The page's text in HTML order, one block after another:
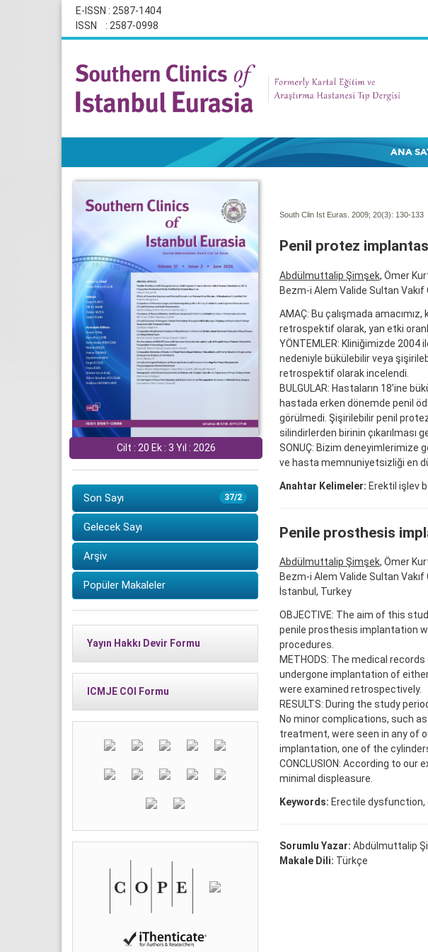
E-ISSN : 2587-1404
ISSN : 2587-0998
ANA
Cilt : 20 Ek : 3 Yıl : 2026
37/2
Son Sayı
Gelecek Sayı
Arşiv
Popüler Makaleler
Yayın Hakkı Devir Formu
ICMJE COI Formu
South Clin Ist Euras. 2009; 20(3): 130-133
Penil protez
Abdülmuttalip Şimşek, Ömer
Bezm-i Alem Valide Sultan
AMAÇ: Bu çalışmada
retrospektif olarak, yan etki
YÖNTEMLER: Kliniğimizde 2004
nedeniyle bükülebilir veya
retrospektif olarak incelendi.
BULGULAR: Hastaların 18’ine
hastada erken dönemde penil
görülmedi. Şişirilebilir penil
silindirlerden birinin çıkarılması
SONUÇ: Bizim deneyimlerimize
ve hasta memnuniyetsizliği en
Anahtar Kelimeler: Erektil işlev
Penile prosthesis
Abdülmuttalip Şimşek, Ömer
Bezm-i Alem Valide Sultan
İstanbul, Turkey
OBJECTIVE: The aim of this
penile prosthesis implantation
procedures.
METHODS: The medical
undergone implantation of
were examined retrospectively.
RESULTS: During the study
No minor complications, such
treatment, were seen in any of
implantation, one of the
CONCLUSION: According to
minimal displeasure.
Keywords: Erectile dysfunction,
Sorumlu Yazar: Abdülmuttalip
Makale Dili: Türkçe